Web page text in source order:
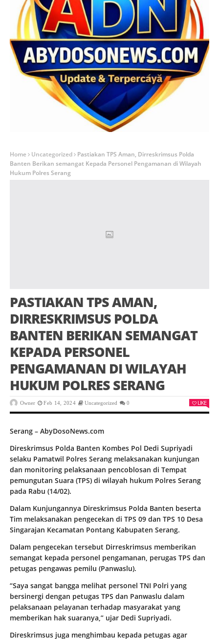
Home Uncategorized
Pastiakan TPS Aman, Dirreskrimsus Polda
Banten Berikan semangat Kepada Personel Pengamanan di Wilayah
Hukum Polres Serang
PASTIAKAN TPS AMAN,
DIRRESKRIMSUS POLDA
BANTEN BERIKAN SEMANGAT
KEPADA PERSONEL
PENGAMANAN DI WILAYAH
HUKUM POLRES SERANG
Owner Feb 14, 2024 Uncategorized 0 LIKE
Serang – AbyDosoNews.com
Direskrimsus Polda Banten Kombes Pol Dedi Supriyadi
selaku Pamatwil Polres Serang melaksanakan kunjungan
dan monitoring pelaksanaan pencoblosan di Tempat
pemungutan Suara (TPS) di wilayah hukum Polres Serang
pada Rabu (14/02).
Dalam Kunjungannya Direskrimsus Polda Banten beserta
Tim melaksanakan pengecekan di TPS 09 dan TPS 10 Desa
Singarajan Kecamatan Pontang Kabupaten Serang.
Dalam pengecekan tersebut Dirreskrimsus memberikan
semangat kepada personel pengamanan, perugas TPS dan
petugas pengawas pemilu (Panwaslu).
“Saya sangat bangga melihat personel TNI Polri yang
bersinergi dengan petugas TPS dan Panwaslu dalam
pelaksanaan pelayanan terhadap masyarakat yang
memberikan hak suaranya,” ujar Dedi Supriyadi.
Direskrimsus juga menghimbau kepada petugas agar